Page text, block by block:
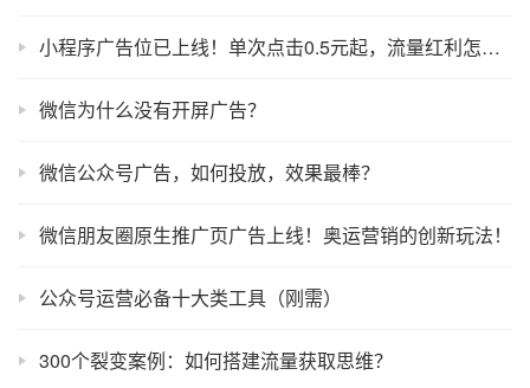
小程序广告位已上线！单次点击0.5元起，流量红利怎么抢？
微信为什么没有开屏广告？
微信公众号广告，如何投放，效果最棒？
微信朋友圈原生推广页广告上线！奥运营销的创新玩法！
公众号运营必备十大类工具（刚需）
300个裂变案例：如何搭建流量获取思维？